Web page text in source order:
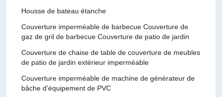
Housse de bateau étanche
Couverture imperméable de barbecue Couverture de
gaz de gril de barbecue Couverture de patio de jardin
Couverture de chaise de table de couverture de meubles
de patio de jardin extérieur imperméable
Couverture imperméable de machine de générateur de
bâche d'équipement de PVC